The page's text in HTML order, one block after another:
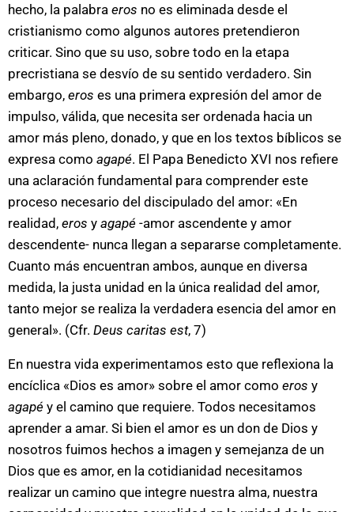
hecho, la palabra eros no es eliminada desde el
cristianismo como algunos autores pretendieron
criticar. Sino que su uso, sobre todo en la etapa
precristiana se desvío de su sentido verdadero. Sin
embargo, eros es una primera expresión del amor de
impulso, válida, que necesita ser ordenada hacia un
amor más pleno, donado, y que en los textos bíblicos se
expresa como agapé. El Papa Benedicto XVI nos refiere
una aclaración fundamental para comprender este
proceso necesario del discipulado del amor: «En
realidad, eros y agapé -amor ascendente y amor
descendente- nunca llegan a separarse completamente.
Cuanto más encuentran ambos, aunque en diversa
medida, la justa unidad en la única realidad del amor,
tanto mejor se realiza la verdadera esencia del amor en
general». (Cfr. Deus caritas est, 7)
En nuestra vida experimentamos esto que reflexiona la
encíclica «Dios es amor» sobre el amor como eros y
agapé y el camino que requiere. Todos necesitamos
aprender a amar. Si bien el amor es un don de Dios y
nosotros fuimos hechos a imagen y semejanza de un
Dios que es amor, en la cotidianidad necesitamos
realizar un camino que integre nuestra alma, nuestra